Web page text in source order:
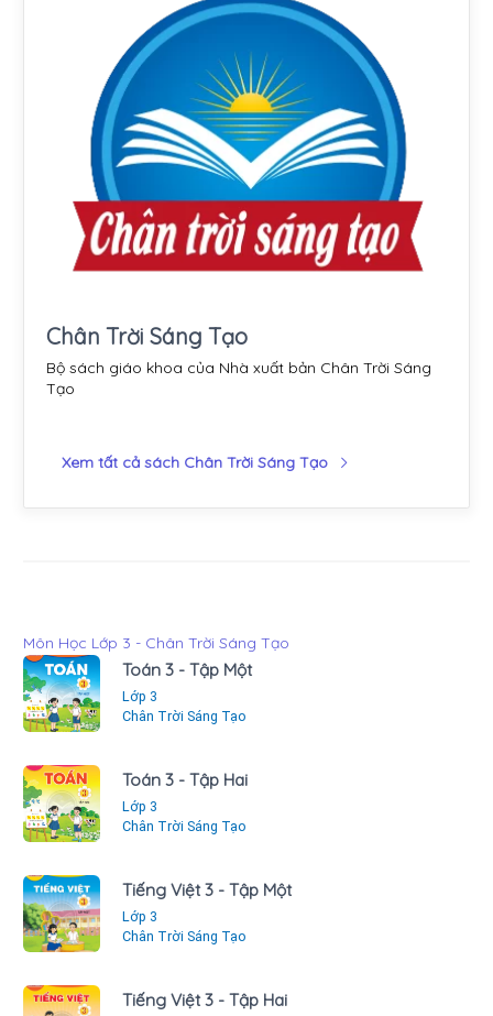
Chân Trời Sáng Tạo
Bộ sách giáo khoa của Nhà xuất bản Chân Trời Sáng
Tạo
Xem tất cả sách Chân Trời Sáng Tạo
Môn Học Lớp 3 - Chân Trời Sáng Tạo
Toán 3 - Tập Một
Lớp 3
Chân Trời Sáng Tạo
Toán 3 - Tập Hai
Lớp 3
Chân Trời Sáng Tạo
Tiếng Việt 3 - Tập Một
Lớp 3
Chân Trời Sáng Tạo
Tiếng Việt 3 - Tập Hai